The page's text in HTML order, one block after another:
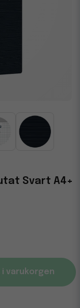
Svart A4+
i varukorgen